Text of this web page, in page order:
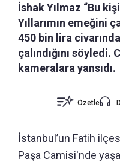
İshak Yılmaz “Bu
Yıllarımın emeğini
450 bin lira
çalındığını söyledi.
kameralara yansıdı.
Özetle
İstanbul’un Fatih
Paşa Camisi'nde